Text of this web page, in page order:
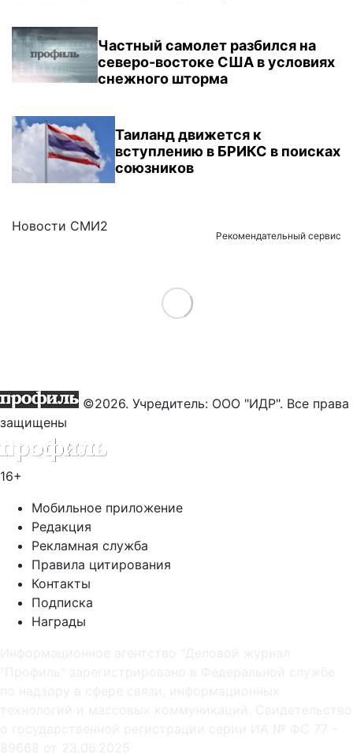
Частный самолет разбился на
северо-востоке США в условиях
снежного шторма
Таиланд движется к
вступлению в БРИКС в поисках
союзников
Новости СМИ2
Рекомендательный сервис
Load More
©2026. Учредитель: ООО "ИДР". Все права
защищены
16+
Мобильное приложение
Редакция
Рекламная служба
Правила цитирования
Контакты
Подписка
Награды